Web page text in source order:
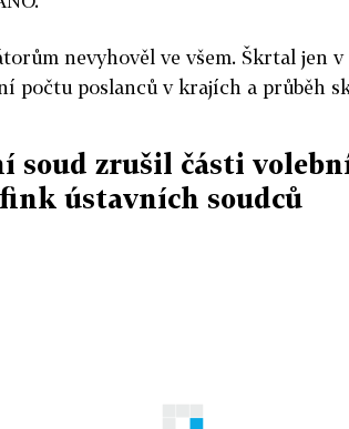
nevyhověl ve všem. Škrtal jen
počtu poslanců v krajích a průběh
soud zrušil části
ústavních soudců